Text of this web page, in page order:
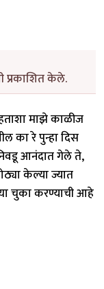
प्रकाशित केले.
माझे काळीज
का रे पुन्हा दिस
आनंदात गेले ते,
केल्या ज्यात
चुका करण्याची आहे